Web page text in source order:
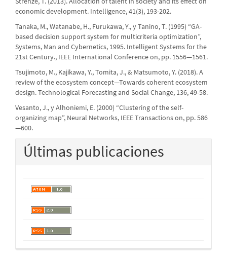
economic development. Intelligence, 41(3), 193-202.
Tanaka, M., Watanabe, H., Furukawa, Y., y Tanino, T. (1995) “GA-
based decision support system for multicriteria optimization”,
Systems, Man and Cybernetics, 1995. Intelligent Systems for the
21st Century., IEEE International Conference on, pp. 1556—1561.
Tsujimoto, M., Kajikawa, Y., Tomita, J., & Matsumoto, Y. (2018). A
review of the ecosystem concept—Towards coherent ecosystem
design. Technological Forecasting and Social Change, 136, 49-58.
Vesanto, J., y Alhoniemi, E. (2000) “Clustering of the self-
organizing map”, Neural Networks, IEEE Transactions on, pp. 586
—600.
Últimas publicaciones